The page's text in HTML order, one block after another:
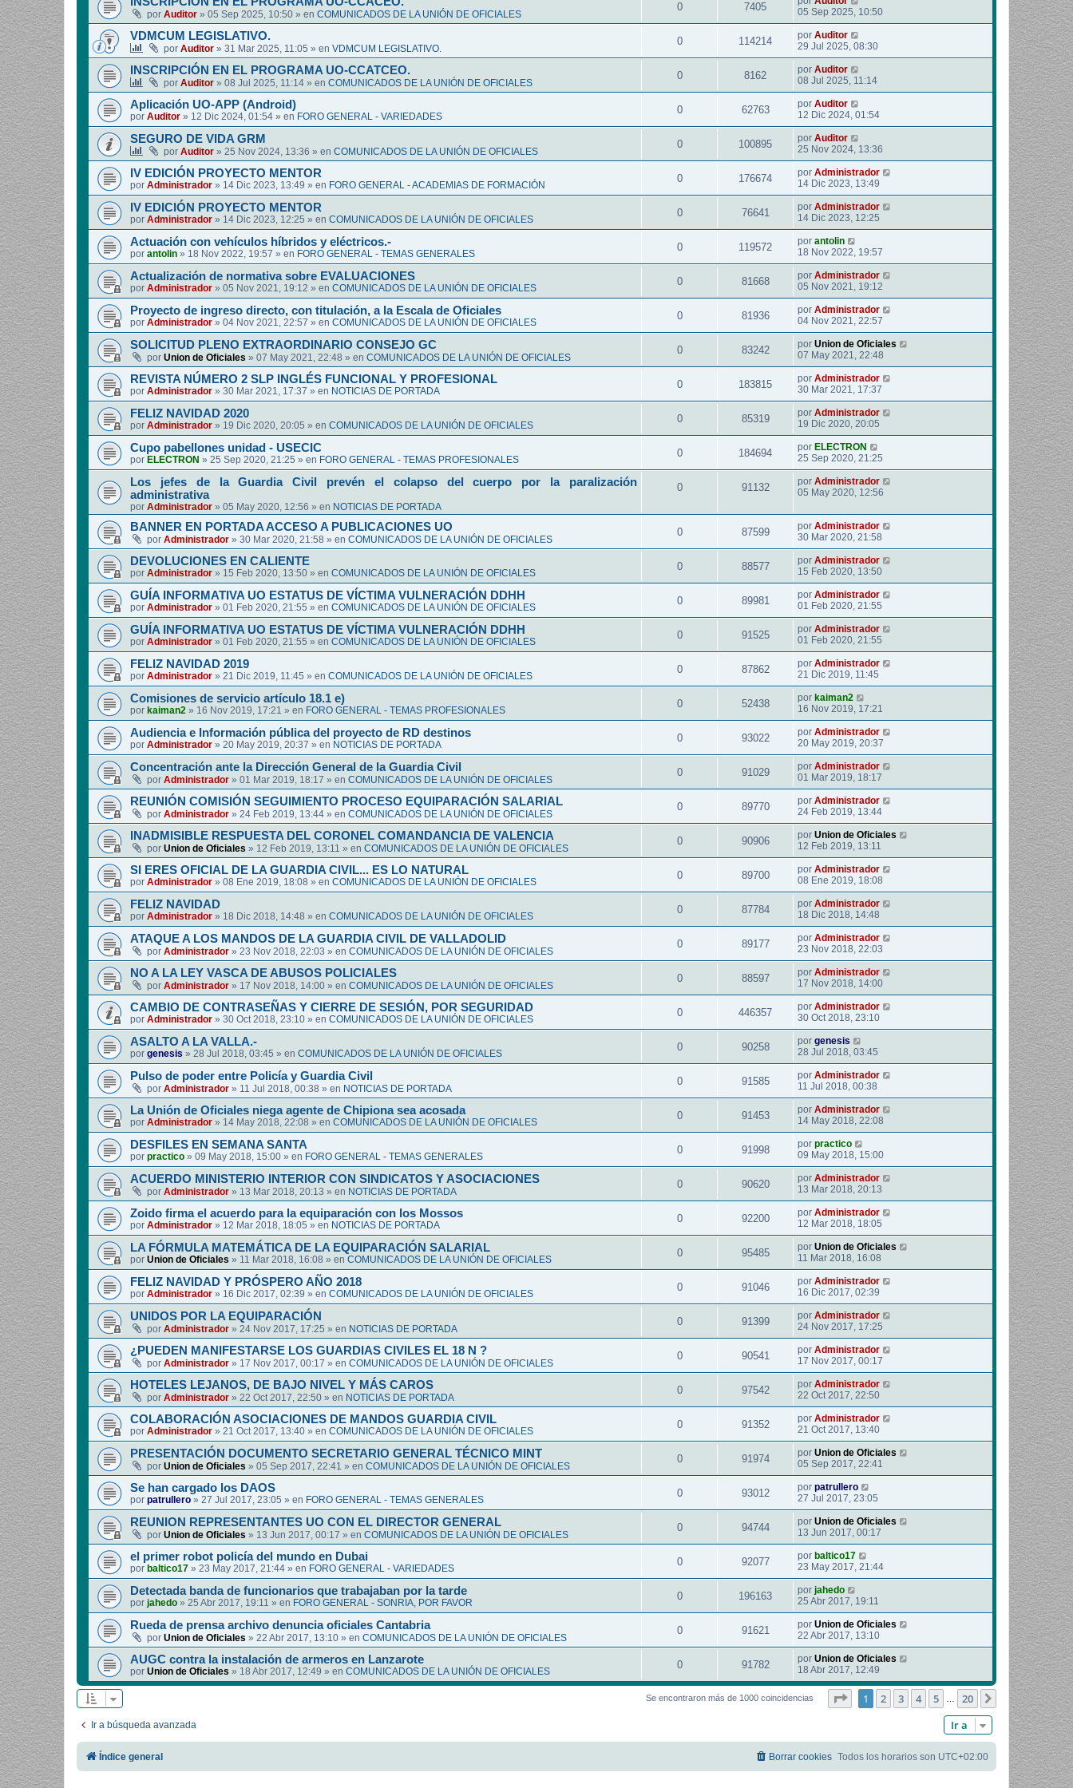
por Auditor » 05 Sep 2025, 10:50 » en COMUNICADOS DE LA UNIÓN DE OFICIALES
0 7405
05 Sep 2025, 10:50
VDMCUM LEGISLATIVO.
por Auditor » 31 Mar 2025, 11:05 » en VDMCUM LEGISLATIVO.
0 114214 por Auditor
29 Jul 2025, 08:30
INSCRIPCIÓN EN EL PROGRAMA UO-CCATCEO.
por Auditor » 08 Jul 2025, 11:14 » en COMUNICADOS DE LA UNIÓN DE OFICIALES
0 8162 por Auditor
08 Jul 2025, 11:14
Aplicación UO-APP (Android)
por Auditor » 12 Dic 2024, 01:54 » en FORO GENERAL - VARIEDADES
0 62763 por Auditor
12 Dic 2024, 01:54
SEGURO DE VIDA GRM
por Auditor » 25 Nov 2024, 13:36 » en COMUNICADOS DE LA UNIÓN DE OFICIALES
0 100895 por Auditor
25 Nov 2024, 13:36
IV EDICIÓN PROYECTO MENTOR
por Administrador » 14 Dic 2023, 13:49 » en FORO GENERAL - ACADEMIAS DE FORMACIÓN
0 176674 por Administrador
14 Dic 2023, 13:49
IV EDICIÓN PROYECTO MENTOR
por Administrador » 14 Dic 2023, 12:25 » en COMUNICADOS DE LA UNIÓN DE OFICIALES
0 76641 por Administrador
14 Dic 2023, 12:25
Actuación con vehículos híbridos y eléctricos.-
por antolin » 18 Nov 2022, 19:57 » en FORO GENERAL - TEMAS GENERALES
0 119572 por antolin
18 Nov 2022, 19:57
Actualización de normativa sobre EVALUACIONES
por Administrador » 05 Nov 2021, 19:12 » en COMUNICADOS DE LA UNIÓN DE OFICIALES
0 81668 por Administrador
05 Nov 2021, 19:12
Proyecto de ingreso directo, con titulación, a la Escala de Oficiales
por Administrador » 04 Nov 2021, 22:57 » en COMUNICADOS DE LA UNIÓN DE OFICIALES
0 81936 por Administrador
04 Nov 2021, 22:57
SOLICITUD PLENO EXTRAORDINARIO CONSEJO GC
por Union de Oficiales » 07 May 2021, 22:48 » en COMUNICADOS DE LA UNIÓN DE OFICIALES
0 83242 por Union de Oficiales
07 May 2021, 22:48
REVISTA NÚMERO 2 SLP INGLÉS FUNCIONAL Y PROFESIONAL
por Administrador » 30 Mar 2021, 17:37 » en NOTICIAS DE PORTADA
0 183815 por Administrador
30 Mar 2021, 17:37
FELIZ NAVIDAD 2020
por Administrador » 19 Dic 2020, 20:05 » en COMUNICADOS DE LA UNIÓN DE OFICIALES
0 85319 por Administrador
19 Dic 2020, 20:05
Cupo pabellones unidad - USECIC
por ELECTRON » 25 Sep 2020, 21:25 » en FORO GENERAL - TEMAS PROFESIONALES
0 184694 por ELECTRON
25 Sep 2020, 21:25
Los jefes de la Guardia Civil prevén el colapso del cuerpo por la paralización
administrativa
por Administrador » 05 May 2020, 12:56 » en NOTICIAS DE PORTADA
0 91132 por Administrador
05 May 2020, 12:56
BANNER EN PORTADA ACCESO A PUBLICACIONES UO
por Administrador » 30 Mar 2020, 21:58 » en COMUNICADOS DE LA UNIÓN DE OFICIALES
0 87599 por Administrador
30 Mar 2020, 21:58
DEVOLUCIONES EN CALIENTE
por Administrador » 15 Feb 2020, 13:50 » en COMUNICADOS DE LA UNIÓN DE OFICIALES
0 88577 por Administrador
15 Feb 2020, 13:50
GUÍA INFORMATIVA UO ESTATUS DE VÍCTIMA VULNERACIÓN DDHH
por Administrador » 01 Feb 2020, 21:55 » en COMUNICADOS DE LA UNIÓN DE OFICIALES
0 89981 por Administrador
01 Feb 2020, 21:55
GUÍA INFORMATIVA UO ESTATUS DE VÍCTIMA VULNERACIÓN DDHH
por Administrador » 01 Feb 2020, 21:55 » en COMUNICADOS DE LA UNIÓN DE OFICIALES
0 91525 por Administrador
01 Feb 2020, 21:55
FELIZ NAVIDAD 2019
por Administrador » 21 Dic 2019, 11:45 » en COMUNICADOS DE LA UNIÓN DE OFICIALES
0 87862 por Administrador
21 Dic 2019, 11:45
Comisiones de servicio artículo 18.1 e)
por kaiman2 » 16 Nov 2019, 17:21 » en FORO GENERAL - TEMAS PROFESIONALES
0 52438 por kaiman2
16 Nov 2019, 17:21
Audiencia e Información pública del proyecto de RD destinos
por Administrador » 20 May 2019, 20:37 » en NOTICIAS DE PORTADA
0 93022 por Administrador
20 May 2019, 20:37
Concentración ante la Dirección General de la Guardia Civil
por Administrador » 01 Mar 2019, 18:17 » en COMUNICADOS DE LA UNIÓN DE OFICIALES
0 91029 por Administrador
01 Mar 2019, 18:17
REUNIÓN COMISIÓN SEGUIMIENTO PROCESO EQUIPARACIÓN SALARIAL
por Administrador » 24 Feb 2019, 13:44 » en COMUNICADOS DE LA UNIÓN DE OFICIALES
0 89770 por Administrador
24 Feb 2019, 13:44
INADMISIBLE RESPUESTA DEL CORONEL COMANDANCIA DE VALENCIA
por Union de Oficiales » 12 Feb 2019, 13:11 » en COMUNICADOS DE LA UNIÓN DE OFICIALES
0 90906 por Union de Oficiales
12 Feb 2019, 13:11
SI ERES OFICIAL DE LA GUARDIA CIVIL... ES LO NATURAL
por Administrador » 08 Ene 2019, 18:08 » en COMUNICADOS DE LA UNIÓN DE OFICIALES
0 89700 por Administrador
08 Ene 2019, 18:08
FELIZ NAVIDAD
por Administrador » 18 Dic 2018, 14:48 » en COMUNICADOS DE LA UNIÓN DE OFICIALES
0 87784 por Administrador
18 Dic 2018, 14:48
ATAQUE A LOS MANDOS DE LA GUARDIA CIVIL DE VALLADOLID
por Administrador » 23 Nov 2018, 22:03 » en COMUNICADOS DE LA UNIÓN DE OFICIALES
0 89177 por Administrador
23 Nov 2018, 22:03
NO A LA LEY VASCA DE ABUSOS POLICIALES
por Administrador » 17 Nov 2018, 14:00 » en COMUNICADOS DE LA UNIÓN DE OFICIALES
0 88597 por Administrador
17 Nov 2018, 14:00
CAMBIO DE CONTRASEÑAS Y CIERRE DE SESIÓN, POR SEGURIDAD
por Administrador » 30 Oct 2018, 23:10 » en COMUNICADOS DE LA UNIÓN DE OFICIALES
0 446357 por Administrador
30 Oct 2018, 23:10
ASALTO A LA VALLA.-
por genesis » 28 Jul 2018, 03:45 » en COMUNICADOS DE LA UNIÓN DE OFICIALES
0 90258 por genesis
28 Jul 2018, 03:45
Pulso de poder entre Policía y Guardia Civil
por Administrador » 11 Jul 2018, 00:38 » en NOTICIAS DE PORTADA
0 91585 por Administrador
11 Jul 2018, 00:38
La Unión de Oficiales niega agente de Chipiona sea acosada
por Administrador » 14 May 2018, 22:08 » en COMUNICADOS DE LA UNIÓN DE OFICIALES
0 91453 por Administrador
14 May 2018, 22:08
DESFILES EN SEMANA SANTA
por practico » 09 May 2018, 15:00 » en FORO GENERAL - TEMAS GENERALES
0 91998 por practico
09 May 2018, 15:00
ACUERDO MINISTERIO INTERIOR CON SINDICATOS Y ASOCIACIONES
por Administrador » 13 Mar 2018, 20:13 » en NOTICIAS DE PORTADA
0 90620 por Administrador
13 Mar 2018, 20:13
Zoido firma el acuerdo para la equiparación con los Mossos
por Administrador » 12 Mar 2018, 18:05 » en NOTICIAS DE PORTADA
0 92200 por Administrador
12 Mar 2018, 18:05
LA FÓRMULA MATEMÁTICA DE LA EQUIPARACIÓN SALARIAL
por Union de Oficiales » 11 Mar 2018, 16:08 » en COMUNICADOS DE LA UNIÓN DE OFICIALES
0 95485 por Union de Oficiales
11 Mar 2018, 16:08
FELIZ NAVIDAD Y PRÓSPERO AÑO 2018
por Administrador » 16 Dic 2017, 02:39 » en COMUNICADOS DE LA UNIÓN DE OFICIALES
0 91046 por Administrador
16 Dic 2017, 02:39
UNIDOS POR LA EQUIPARACIÓN
por Administrador » 24 Nov 2017, 17:25 » en NOTICIAS DE PORTADA
0 91399 por Administrador
24 Nov 2017, 17:25
¿PUEDEN MANIFESTARSE LOS GUARDIAS CIVILES EL 18 N ?
por Administrador » 17 Nov 2017, 00:17 » en COMUNICADOS DE LA UNIÓN DE OFICIALES
0 90541 por Administrador
17 Nov 2017, 00:17
HOTELES LEJANOS, DE BAJO NIVEL Y MÁS CAROS
por Administrador » 22 Oct 2017, 22:50 » en NOTICIAS DE PORTADA
0 97542 por Administrador
22 Oct 2017, 22:50
COLABORACIÓN ASOCIACIONES DE MANDOS GUARDIA CIVIL
por Administrador » 21 Oct 2017, 13:40 » en COMUNICADOS DE LA UNIÓN DE OFICIALES
0 91352 por Administrador
21 Oct 2017, 13:40
PRESENTACIÓN DOCUMENTO SECRETARIO GENERAL TÉCNICO MINT
por Union de Oficiales » 05 Sep 2017, 22:41 » en COMUNICADOS DE LA UNIÓN DE OFICIALES
0 91974 por Union de Oficiales
05 Sep 2017, 22:41
Se han cargado los DAOS
por patrullero » 27 Jul 2017, 23:05 » en FORO GENERAL - TEMAS GENERALES
0 93012 por patrullero
27 Jul 2017, 23:05
REUNION REPRESENTANTES UO CON EL DIRECTOR GENERAL
por Union de Oficiales » 13 Jun 2017, 00:17 » en COMUNICADOS DE LA UNIÓN DE OFICIALES
0 94744 por Union de Oficiales
13 Jun 2017, 00:17
el primer robot policía del mundo en Dubai
por baltico17 » 23 May 2017, 21:44 » en FORO GENERAL - VARIEDADES
0 92077 por baltico17
23 May 2017, 21:44
Detectada banda de funcionarios que trabajaban por la tarde
por jahedo » 25 Abr 2017, 19:11 » en FORO GENERAL - SONRIA, POR FAVOR
0 196163 por jahedo
25 Abr 2017, 19:11
Rueda de prensa archivo denuncia oficiales Cantabria
por Union de Oficiales » 22 Abr 2017, 13:10 » en COMUNICADOS DE LA UNIÓN DE OFICIALES
0 91621 por Union de Oficiales
22 Abr 2017, 13:10
AUGC contra la instalación de armeros en Lanzarote
por Union de Oficiales » 18 Abr 2017, 12:49 » en COMUNICADOS DE LA UNIÓN DE OFICIALES
0 91782 por Union de Oficiales
18 Abr 2017, 12:49
Se encontraron más de 1000 coincidencias Página1 de 20
1 2 3 4 5 20 Siguiente
Ir a búsqueda avanzada Ir a
Índice general Todos los horarios son UTC+02:00
Borrar cookies